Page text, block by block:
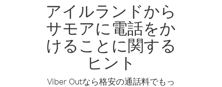
アイルランドから
サモアに電話をか
けることに関する
ヒント
Viber Outなら格安の通話料でもっ